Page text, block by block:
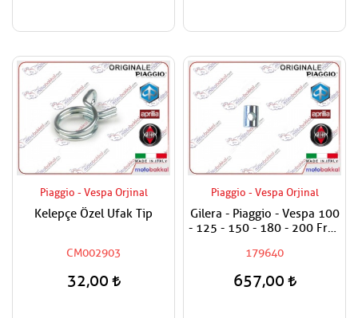
Piaggio - Vespa Orjinal
Kelepçe Özel Ufak Tip
CM002903
32,00
Piaggio - Vespa Orjinal
Gilera - Piaggio - Vespa 100
- 125 - 150 - 180 - 200 Fren
179640
657,00